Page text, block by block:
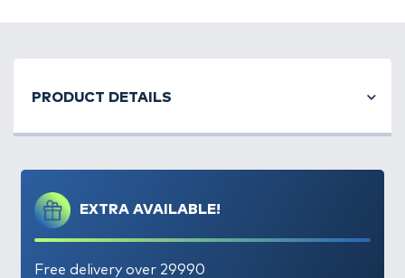
főzsinór a modern harcsahorgászat minden
így szinte alig vesz fel vizet.Kiemelkedő
alkalmas
, így használható pergetésnél illetve a távoli
bólyás horgászatnál is. A zsinór sárga színe miatt
sötétben illetve rosszabb látási viszonyok mellett is
jól látható.
Az S-Line zsinórt Stefan Seuß 12 hónapon keresztül
EXTRA AVAILABLE!
Free delivery over 29990
PRODUCT DETAILS